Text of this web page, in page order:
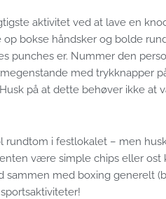
aktivitet ved at lave en
bokse håndsker og bolde
punches er. Nummer den
med trykknapper
på at dette behøver ikke at
i festlokalet – men
være simple chips eller ost
sammen med boxing generelt